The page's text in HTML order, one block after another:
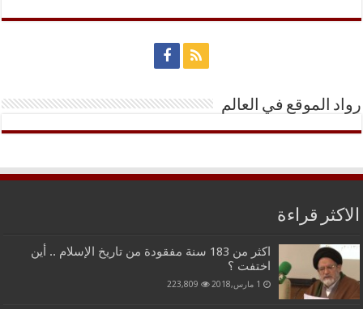
رواد الموقع في العالم
الاكثر قراءة
اكثر من 183 سنة مفقودة من تاريخ الإسلام .. أين
اختفت ؟
1 مارس,2018 223,809